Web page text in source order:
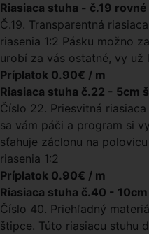
Riasiaca stuha - č.19
Č.19. Transparentná
riasenia 1:2 Pásku možno
urobí za vás ostatné, vy
Príplatok 0.90€ / m
Riasiaca stuha č.22 - 5cm
Číslo 22. Priesvitná
sa vám páči a program si
sťahuje záclonu na
riasenia 1:2
Príplatok 0.90€ / m
Riasiaca stuha č.40 -
Číslo 40. Priehľadný
štipce. Túto riasiacu stuhu